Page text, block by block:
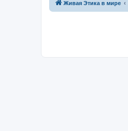
Живая Этика в мире